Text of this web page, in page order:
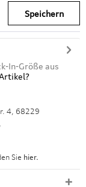
Speichern
In-Größe aus
4, 68229
Sie hier.